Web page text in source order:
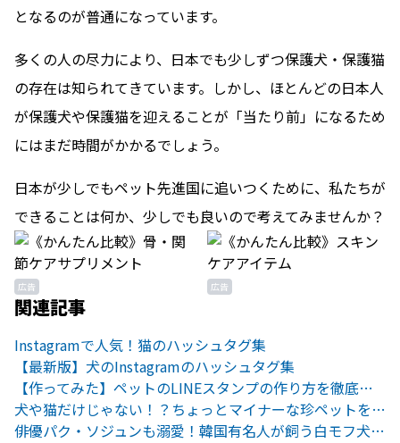
となるのが普通になっています。
多くの人の尽力により、日本でも少しずつ保護犬・保護猫
の存在は知られてきています。しかし、ほとんどの日本人
が保護犬や保護猫を迎えることが「当たり前」になるため
にはまだ時間がかかるでしょう。
日本が少しでもペット先進国に追いつくために、私たちが
できることは何か、少しでも良いので考えてみませんか？
広告 広告
関連記事
Instagramで人気！猫のハッシュタグ集
【最新版】犬のInstagramのハッシュタグ集
【作ってみた】ペットのLINEスタンプの作り方を徹底解説
犬や猫だけじゃない！？ちょっとマイナーな珍ペットをご紹介！
俳優パク・ソジュンも溺愛！韓国有名人が飼う白モフ犬の正体は？